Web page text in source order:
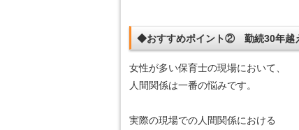
◆おすすめポイント② 勤続30年越
女性が多い保育士の現場において、
人間関係は一番の悩みです。
実際の現場での人間関係における